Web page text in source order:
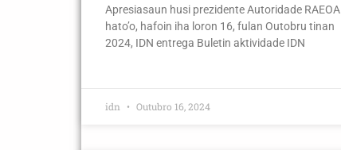
Apresiasaun husi prezidente Autoridade RAEOA
hato’o, hafoin iha loron 16, fulan Outobru tinan
2024, IDN entrega Buletin aktividade IDN
idn Outubro 16, 2024